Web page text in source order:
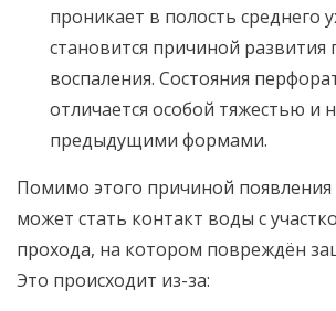
проникает в полость среднего
становится причиной развития
воспаления. Состояния
отличается особой тяжестью и
предыдущими формами.
Помимо этого причиной появления
может стать контакт воды с
прохода, на котором повреждён
Это происходит из-за: